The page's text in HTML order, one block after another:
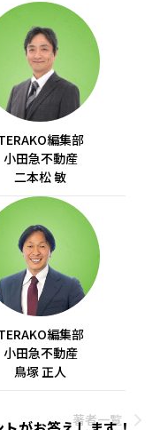
編集部
小田急不動産
二本松 敏
編集部
小田急不動産
鳥塚 正人
著者一覧